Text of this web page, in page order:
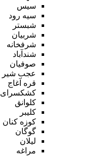
سیس
سیه رود
شبستر
شربیان
شرفخانه
شندآباد
صوفیان
عجب شیر
قره آغاج
کشکسرای
کلوانق
کلیبر
کوزه کنان
گوگان
لیلان
مراغه